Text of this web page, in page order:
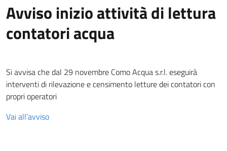
Avviso inizio attività di lettura
contatori acqua
Si avvisa che dal 29 novembre Como Acqua s.r.l. eseguirà
interventi di rilevazione e censimento letture dei contatori con
propri operatori
Vai all’avviso